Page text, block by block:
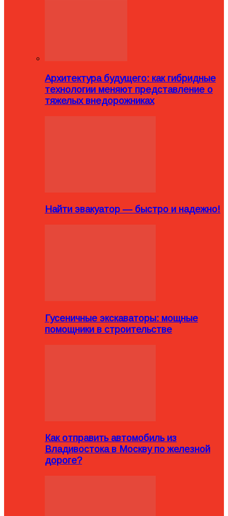
Архитектура будущего: как гибридные
технологии меняют представление о
тяжелых внедорожниках
Найти эвакуатор — быстро и надежно!
Гусеничные экскаваторы: мощные
помощники в строительстве
Как отправить автомобиль из
Владивостока в Москву по железной
дороге?